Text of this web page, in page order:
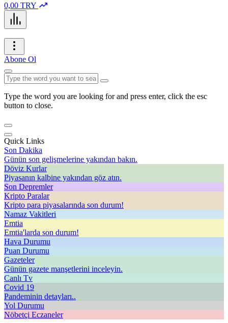
0,00 TRY
Abone Ol
Type the word you are looking for and press enter, click the esc
button to close.
Quick Links
Son Dakika
Günün son gelişmelerine yakından bakın.
Döviz Kurlar
Piyasanın kalbine yakından göz atın.
Son Depremler
Kripto Paralar
Kripto para piyasalarında son durum!
Namaz Vakitleri
Emtia
Emtia'larda son durum!
Hava Durumu
Puan Durumu
Gazeteler
Günün gazete manşetlerini inceleyin.
Canlı Tv
Covid 19
Pandeminin detayları..
Yol Durumu
Nöbetçi Eczaneler